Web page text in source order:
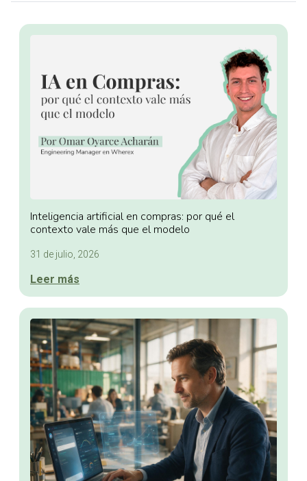
Inteligencia artificial en compras: por qué el
contexto vale más que el modelo
31 de julio, 2026
Leer más